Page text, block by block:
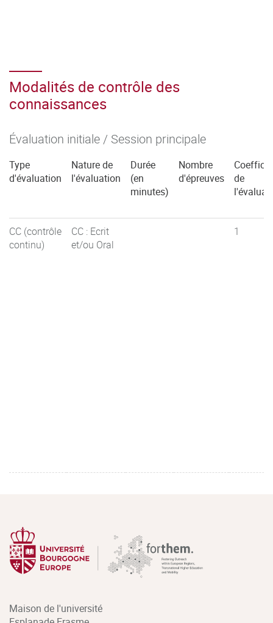
Modalités de contrôle des
connaissances
Évaluation initiale / Session principale
Type
d'évaluation
Nature de
l'évaluation
Durée
(en
minutes)
Nombre
d'épreuves
de
CC (contrôle
continu)
CC : Ecrit
et/ou Oral
1
Maison de l'université